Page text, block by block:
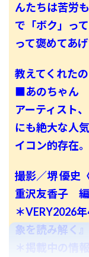
んたちは苦労
で「ボク」っ
って褒めてあ
教えてくれた
■あのちゃん
アーティスト
にも絶大な人
イコン的存在。
撮影／堺 優史
重沢友香子
＊VERY2026
象を読み解く』
＊掲載中の情